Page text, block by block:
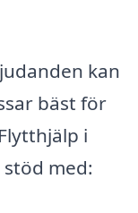
kan
bäst för
i
med: